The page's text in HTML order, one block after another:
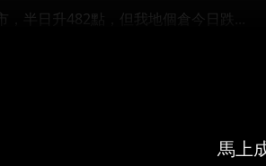
，半日升482點，但我地個倉今日跌...
馬上